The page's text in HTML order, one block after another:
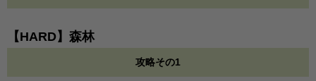
【HARD】森林
攻略その1